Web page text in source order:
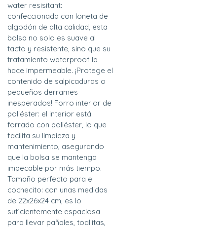
water resisitant:
confeccionada con loneta de
algodón de alta calidad, esta
bolsa no solo es suave al
tacto y resistente, sino que su
tratamiento waterproof la
hace impermeable. ¡Protege el
contenido de salpicaduras o
pequeños derrames
inesperados! Forro interior de
poliéster: el interior está
forrado con poliéster, lo que
facilita su limpieza y
mantenimiento, asegurando
que la bolsa se mantenga
impecable por más tiempo.
Tamaño perfecto para el
cochecito: con unas medidas
de 22x26x24 cm, es lo
suficientemente espaciosa
para llevar pañales, toallitas,